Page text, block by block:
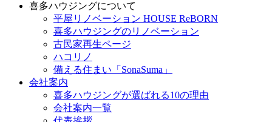
喜多ハウジングについて
平屋リノベーション HOUSE ReBORN
喜多ハウジングのリノベーション
古民家再生ページ
ハコリノ
備える住まい「SonaSuma」
会社案内
喜多ハウジングが選ばれる10の理由
会社案内一覧